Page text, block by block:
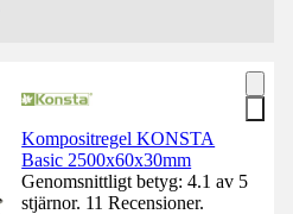
Kompositregel KONSTA
Basic 2500x60x30mm
Genomsnittligt betyg: 4.1 av 5
stjärnor. 11 Recensioner.